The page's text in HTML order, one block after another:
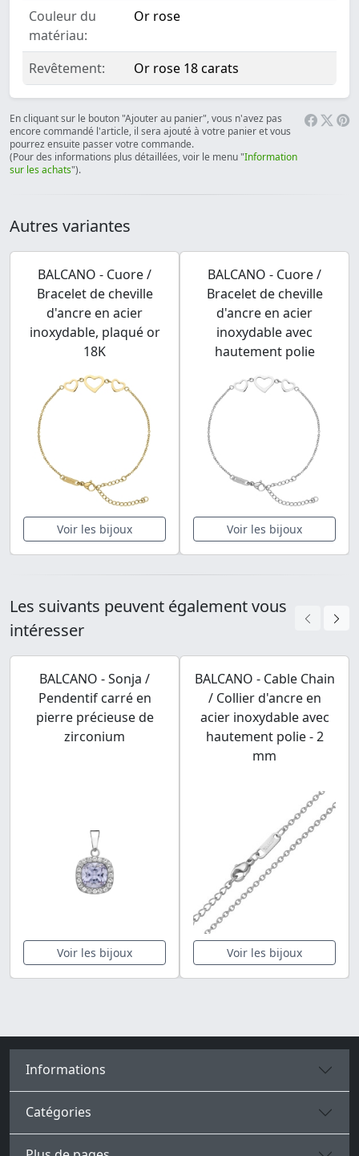
Couleur du
matériau:
Or rose
Revêtement: Or rose 18 carats
En cliquant sur le bouton "Ajouter au panier", vous n'avez pas
encore commandé l'article, il sera ajouté à votre panier et vous
pourrez ensuite passer votre commande.
(Pour des informations plus détaillées, voir le menu "Information
sur les achats").
Autres variantes
BALCANO - Cuore /
Bracelet de cheville
d'ancre en acier
inoxydable, plaqué or
18K
Voir les bijoux
BALCANO - Cuore /
Bracelet de cheville
d'ancre en acier
inoxydable avec
hautement polie
Voir les bijoux
Les suivants peuvent également vous
intéresser
BALCANO - Sonja /
Pendentif carré en
pierre précieuse de
zirconium
Voir les bijoux
BALCANO - Cable Chain
/ Collier d'ancre en
acier inoxydable avec
hautement polie - 2
mm
Voir les bijoux
Informations
Catégories